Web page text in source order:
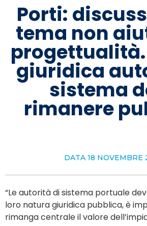
Porti:
tema non
giuridica
sistema
rimanere
DATA 18 NOVEMBRE
“Le autorità di sistema portuale
loro natura giuridica pubblica, è
rimanga centrale il valore